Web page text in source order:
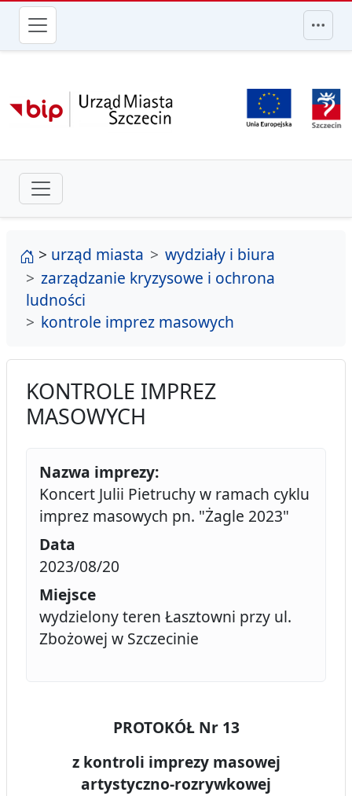
przejdź do głównego menu
strona główna
> urząd miasta
wydziały i biura
zarządzanie kryzysowe i ochrona
ludności
kontrole imprez masowych
KONTROLE IMPREZ
MASOWYCH
Nazwa imprezy:
Koncert Julii Pietruchy w ramach cyklu
imprez masowych pn. "Żagle 2023"
Data
2023/08/20
Miejsce
wydzielony teren Łasztowni przy ul.
Zbożowej w Szczecinie
PROTOKÓŁ Nr 13
z kontroli imprezy masowej
artystyczno-rozrywkowej